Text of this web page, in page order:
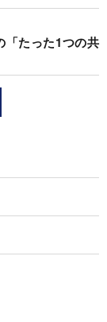
「たった1つの共